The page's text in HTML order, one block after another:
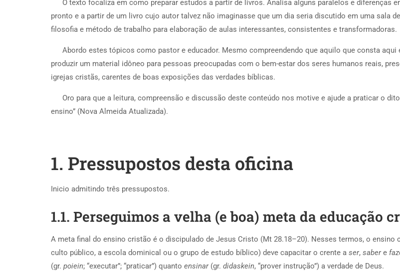
O texto focaliza em como preparar estudos a partir de livros. Analisa alguns paralelos e diferenças
pronto e a partir de um livro cujo autor talvez não imaginasse que um dia seria discutido em uma sala
filosofia e método de trabalho para elaboração de aulas interessantes, consistentes e transformadoras.
Abordo estes tópicos como pastor e educador. Mesmo compreendendo que aquilo que consta
produzir um material idôneo para pessoas preocupadas com o bem-estar dos seres humanos reais,
igrejas cristãs, carentes de boas exposições das verdades bíblicas.
Oro para que a leitura, compreensão e discussão deste conteúdo nos motive e ajude a praticar o
ensino” (Nova Almeida Atualizada).
1. Pressupostos desta oficina
Inicio admitindo três pressupostos.
1.1. Perseguimos a velha (e boa) meta da educação
A meta final do ensino cristão é o discipulado de Jesus Cristo (Mt 28.18–20). Nesses termos, o
culto público, a escola dominical ou o grupo de estudo bíblico) deve capacitar o crente a ser, sabere
(gr. poiein; “executar”; “praticar”) quanto ensinar(gr. didaskein, “prover instrução”) a verdade de Deus.